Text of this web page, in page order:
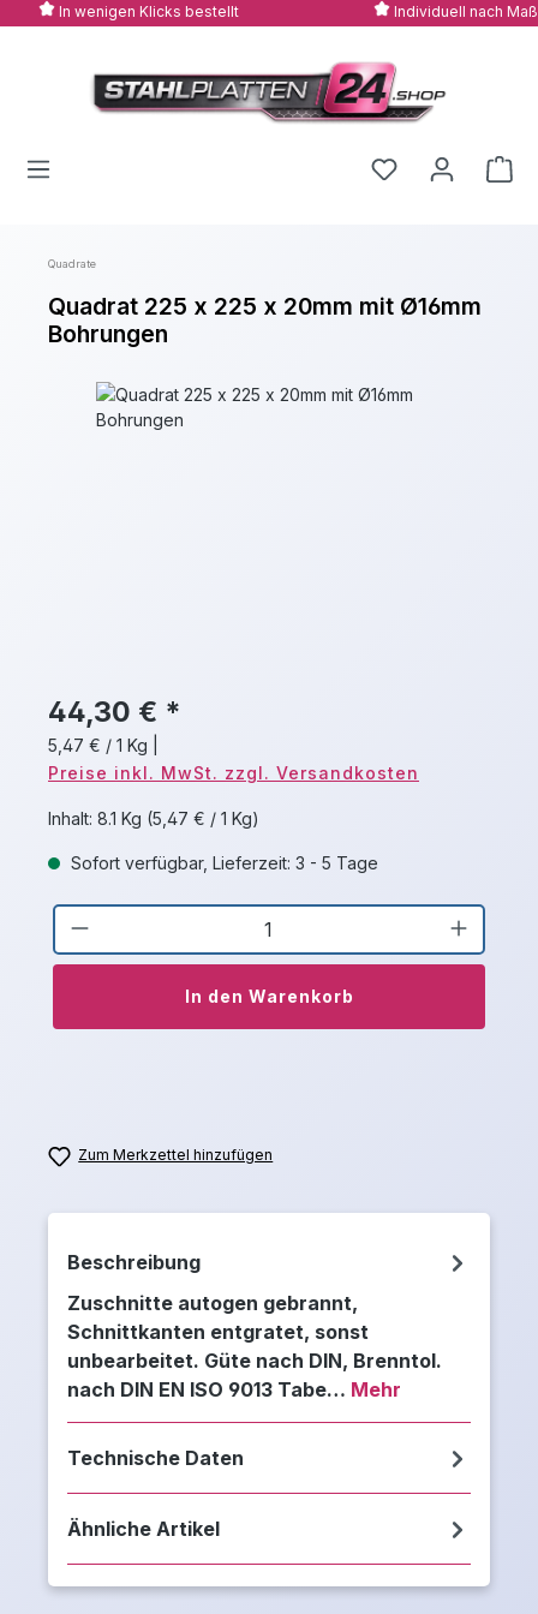
Zum Hauptinhalt springen
In wenigen Klicks bestellt Individuell nach Maß
Quadrate
Quadrat 225 x 225 x 20mm mit Ø16mm
Bohrungen
Bildergalerie überspringen
44,30 € *
5,47 € / 1 Kg
Preise inkl. MwSt. zzgl. Versandkosten
Inhalt: 8.1 Kg (5,47 € / 1 Kg)
Sofort verfügbar, Lieferzeit: 3 - 5 Tage
Produkt Anzahl: Gib den
In den Warenkorb
Zum Merkzettel hinzufügen
Beschreibung
Zuschnitte autogen gebrannt,
Schnittkanten entgratet, sonst
unbearbeitet. Güte nach DIN, Brenntol.
nach DIN EN ISO 9013 Tabe… Mehr
Technische Daten
Ähnliche Artikel